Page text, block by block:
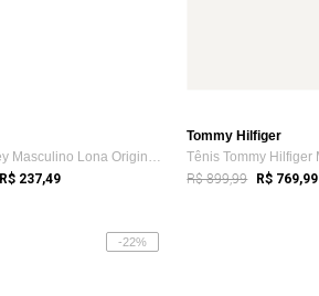
Tênis Redley Masculino Lona Originals Cinza
R$ 237,49
Tommy Hilfiger
R$ 899,99 R$ 769,99
-22%